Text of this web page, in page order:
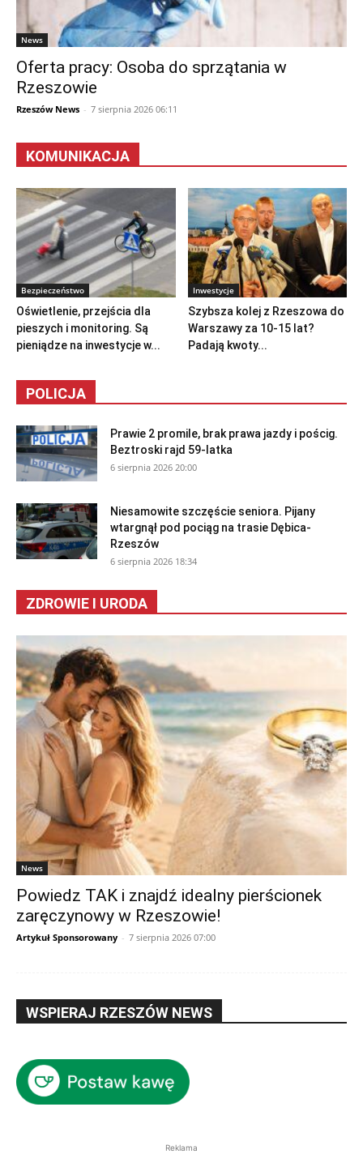
News
Oferta pracy: Osoba do sprzątania w
Rzeszowie
Rzeszów News - 7 sierpnia 2026 06:11
KOMUNIKACJA
Bezpieczeństwo
Oświetlenie, przejścia dla
pieszych i monitoring. Są
pieniądze na inwestycje w...
Inwestycje
Szybsza kolej z Rzeszowa do
Warszawy za 10-15 lat?
Padają kwoty...
POLICJA
Prawie 2 promile, brak prawa jazdy i pościg.
Beztroski rajd 59-latka
6 sierpnia 2026 20:00
Niesamowite szczęście seniora. Pijany
wtargnął pod pociąg na trasie Dębica-
Rzeszów
6 sierpnia 2026 18:34
ZDROWIE I URODA
News
Powiedz TAK i znajdź idealny pierścionek
zaręczynowy w Rzeszowie!
Artykuł Sponsorowany - 7 sierpnia 2026 07:00
WSPIERAJ RZESZÓW NEWS
Reklama